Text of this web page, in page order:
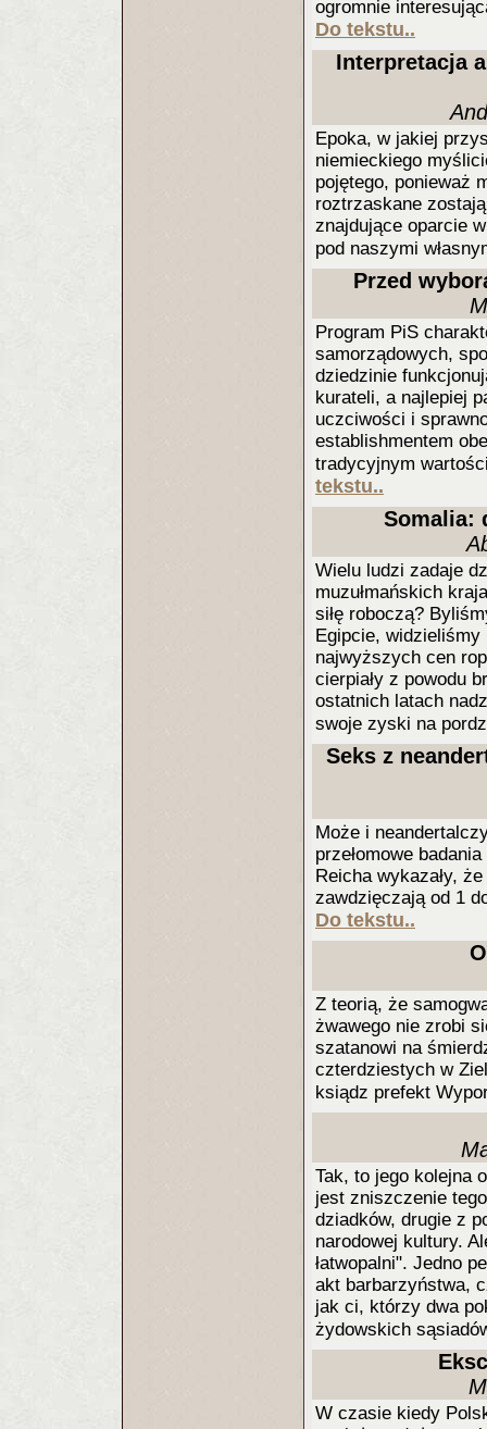
ogromnie
Do tekstu..
Interpretacja
Epoka, w jakiej
niemieckiego
pojętego, ponieważ
roztrzaskane
znajdujące oparcie
pod naszymi
Przed
Program PiS
samorządowych,
dziedzinie
kurateli, a najlepiej
uczciwości i
establishmentem
tradycyjnym
tekstu..
Somalia:
Wielu ludzi zadaje
muzułmańskich
siłę roboczą?
Egipcie,
najwyższych cen
cierpiały z powodu
ostatnich latach
swoje zyski na
Seks z
Może i
przełomowe
Reicha wykazały,
zawdzięczają od 1
Do tekstu..
Z teorią, że
żwawego nie zrobi
szatanowi na
czterdziestych w
ksiądz prefekt
Tak, to jego kolejna
jest zniszczenie
dziadków, drugie z
narodowej kultury.
łatwopalni". Jedno
akt barbarzyństwa,
jak ci, którzy dwa
żydowskich
W czasie kiedy